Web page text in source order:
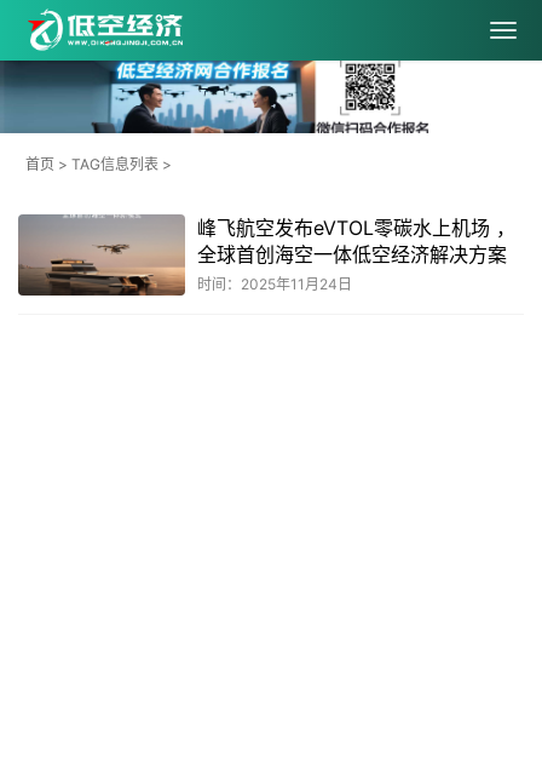
首页 > TAG信息列表 >
峰飞航空发布eVTOL零碳水上机场 ，
全球首创海空一体低空经济解决方案
时间：2025年11月24日